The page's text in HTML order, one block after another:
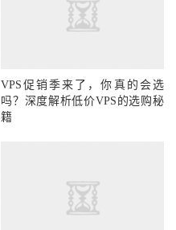
VPS促销季来了，你真的会选
吗？深度解析低价VPS的选购秘
籍